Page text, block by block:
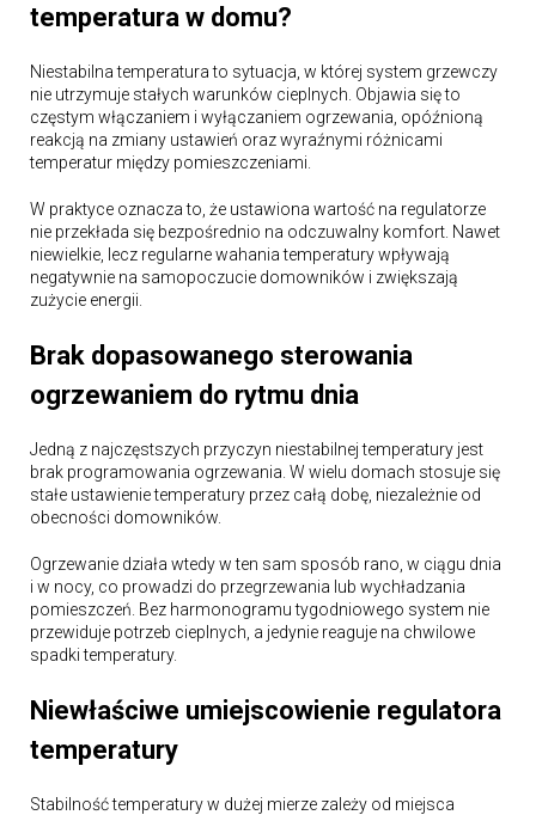
temperatura w domu?
Niestabilna temperatura to sytuacja, w której system grzewczy
nie utrzymuje stałych warunków cieplnych. Objawia się to
częstym włączaniem i wyłączaniem ogrzewania, opóźnioną
reakcją na zmiany ustawień oraz wyraźnymi różnicami
temperatur między pomieszczeniami.
W praktyce oznacza to, że ustawiona wartość na regulatorze
nie przekłada się bezpośrednio na odczuwalny komfort. Nawet
niewielkie, lecz regularne wahania temperatury wpływają
negatywnie na samopoczucie domowników i zwiększają
zużycie energii.
Brak dopasowanego sterowania
ogrzewaniem do rytmu dnia
Jedną z najczęstszych przyczyn niestabilnej temperatury jest
brak programowania ogrzewania. W wielu domach stosuje się
stałe ustawienie temperatury przez całą dobę, niezależnie od
obecności domowników.
Ogrzewanie działa wtedy w ten sam sposób rano, w ciągu dnia
i w nocy, co prowadzi do przegrzewania lub wychładzania
pomieszczeń. Bez harmonogramu tygodniowego system nie
przewiduje potrzeb cieplnych, a jedynie reaguje na chwilowe
spadki temperatury.
Niewłaściwe umiejscowienie regulatora
temperatury
Stabilność temperatury w dużej mierze zależy od miejsca